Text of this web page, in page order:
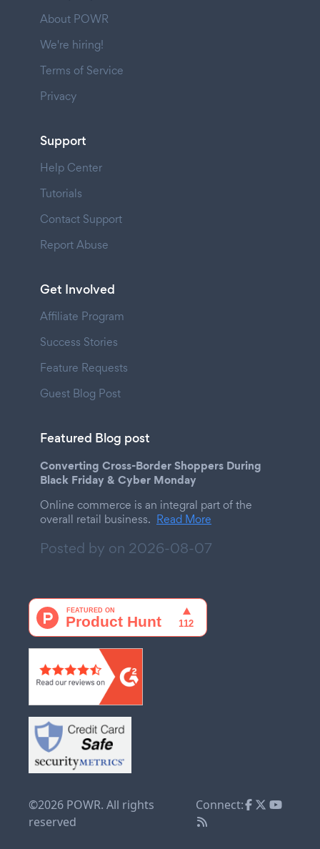
About POWR
We're hiring!
Terms of Service
Privacy
Support
Help Center
Tutorials
Contact Support
Report Abuse
Get Involved
Affiliate Program
Success Stories
Feature Requests
Guest Blog Post
Featured Blog post
Converting Cross-Border Shoppers During
Black Friday & Cyber Monday
Online commerce is an integral part of the
overall retail business. Read More
Posted by on 2026-08-07
©2026 POWR. All rights
reserved
Connect: